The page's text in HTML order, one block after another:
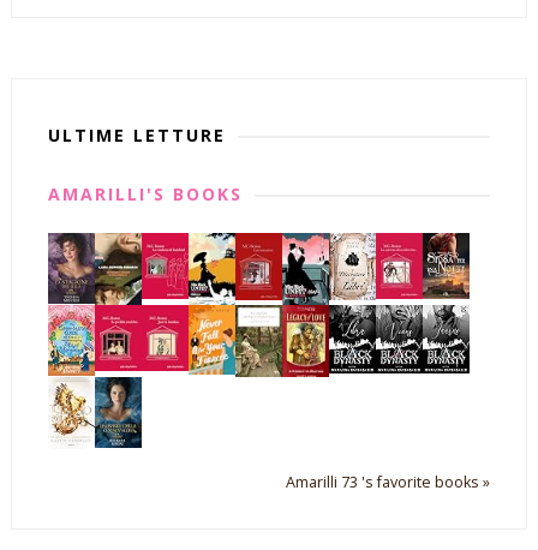
ULTIME LETTURE
AMARILLI'S BOOKS
Amarilli 73 's favorite books »